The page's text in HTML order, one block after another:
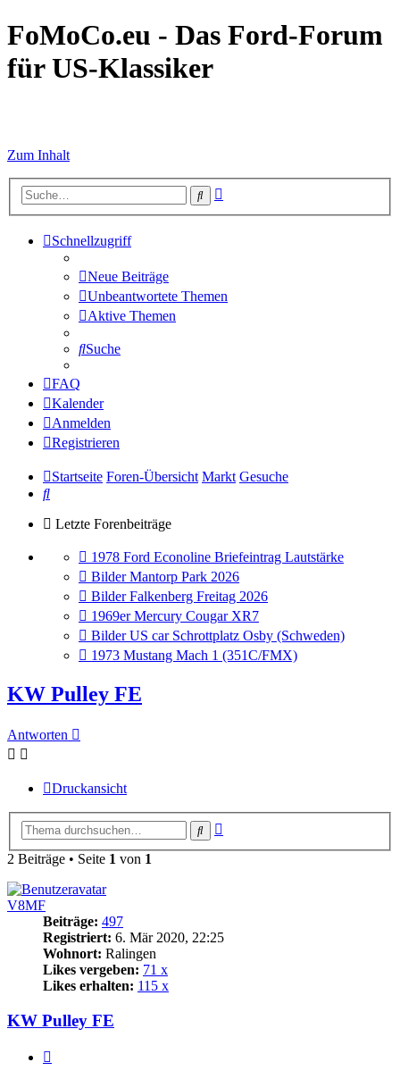
FoMoCo.eu - Das Ford-Forum
für US-Klassiker
Zum Inhalt
Suche
Schnellzugriff
Neue Beiträge
Unbeantwortete Themen
Aktive Themen
Suche
FAQ
Kalender
Anmelden
Registrieren
Startseite Foren-Übersicht Markt Gesuche
Suche
Letzte Forenbeiträge
Gehe
zum
letzten
Beitrag
1978 Ford Econoline Briefeintrag Lautstärke
Gehe
zum
letzten
Beitrag
Bilder Mantorp Park 2026
Gehe
zum
letzten
Beitrag
Bilder Falkenberg Freitag 2026
Gehe
zum
letzten
Beitrag
1969er Mercury Cougar XR7
Gehe
zum
letzten
Bilder US car Schrottplatz Osby (Schweden)
Gehe
letzten
Beitrag
1973 Mustang Mach 1 (351C/FMX)
KW Pulley FE
Antworten
Druckansicht
Suche
2 Beiträge • Seite 1 von 1
V8MF
Beiträge: 497
Registriert: 6. Mär 2020, 22:25
Wohnort: Ralingen
Likes vergeben: 71 x
Likes erhalten: 115 x
KW Pulley FE